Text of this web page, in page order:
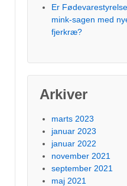
Er
mink-sagen med
fjerkræ?
Arkiver
marts 2023
januar 2023
januar 2022
november 2021
september 2021
maj 2021